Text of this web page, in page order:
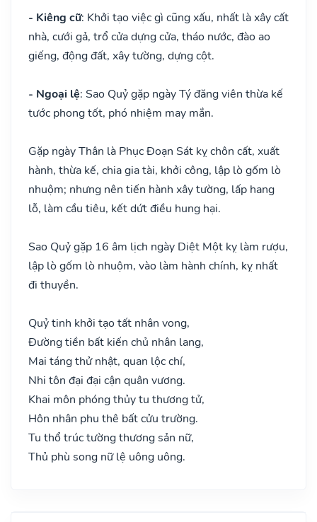
- Kiêng cữ: Khởi tạo việc gì cũng xấu, nhất là xây cất
nhà, cưới gả, trổ cửa dựng cửa, tháo nước, đào ao
giếng, động đất, xây tường, dựng cột.
- Ngoại lệ: Sao Quỷ gặp ngày Tý đăng viên thừa kế
tước phong tốt, phó nhiệm may mắn.
Gặp ngày Thân là Phục Đoạn Sát kỵ chôn cất, xuất
hành, thừa kế, chia gia tài, khởi công, lập lò gốm lò
nhuộm; nhưng nên tiến hành xây tường, lấp hang
lỗ, làm cầu tiêu, kết dứt điều hung hại.
Sao Quỷ gặp 16 âm lịch ngày Diệt Một kỵ làm rượu,
lập lò gốm lò nhuộm, vào làm hành chính, kỵ nhất
đi thuyền.
Quỷ tinh khởi tạo tất nhân vong,
Đường tiền bất kiến chủ nhân lang,
Mai táng thử nhật, quan lộc chí,
Nhi tôn đại đại cận quân vương.
Khai môn phóng thủy tu thương tử,
Hôn nhân phu thê bất cửu trường.
Tu thổ trúc tường thương sản nữ,
Thủ phù song nữ lệ uông uông.